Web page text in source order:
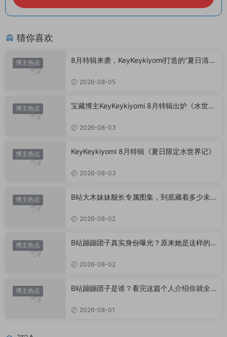
猜你喜欢
博主热点
8月特辑来袭，KeyKeykiyomi打造的“夏日清凉
2026-08-05
博主热点
宝藏博主KeyKeykiyomi 8月特辑出炉《水世界
2026-08-03
博主热点 KeyKeykiyomi 8月特辑《夏日限定水世界记》
2026-08-03
博主热点
B站大木妹妹舰长专属图集，到底藏着多少未
2026-08-02
博主热点
B站蹦蹦团子真实身份曝光？原来她是这样的U
2026-08-02
博主热点
B站蹦蹦团子是谁？看完这篇个人介绍你就全
2026-08-01